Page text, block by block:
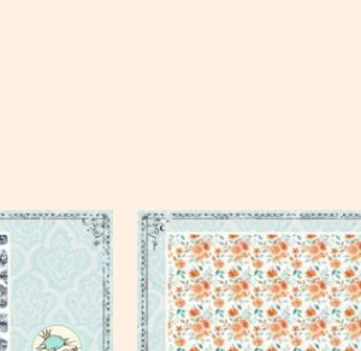
VG011
quantity